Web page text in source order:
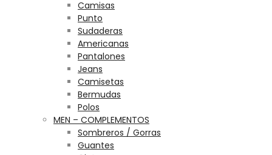
Camisas
Punto
Sudaderas
Americanas
Pantalones
Jeans
Camisetas
Bermudas
Polos
MEN – COMPLEMENTOS
Sombreros / Gorras
Guantes